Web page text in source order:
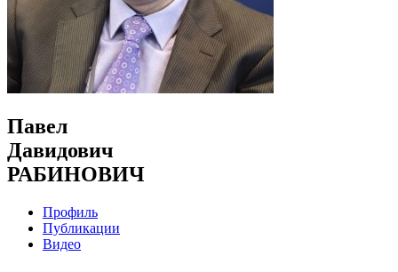
Павел
Давидович
РАБИНОВИЧ
Профиль
Публикации
Видео